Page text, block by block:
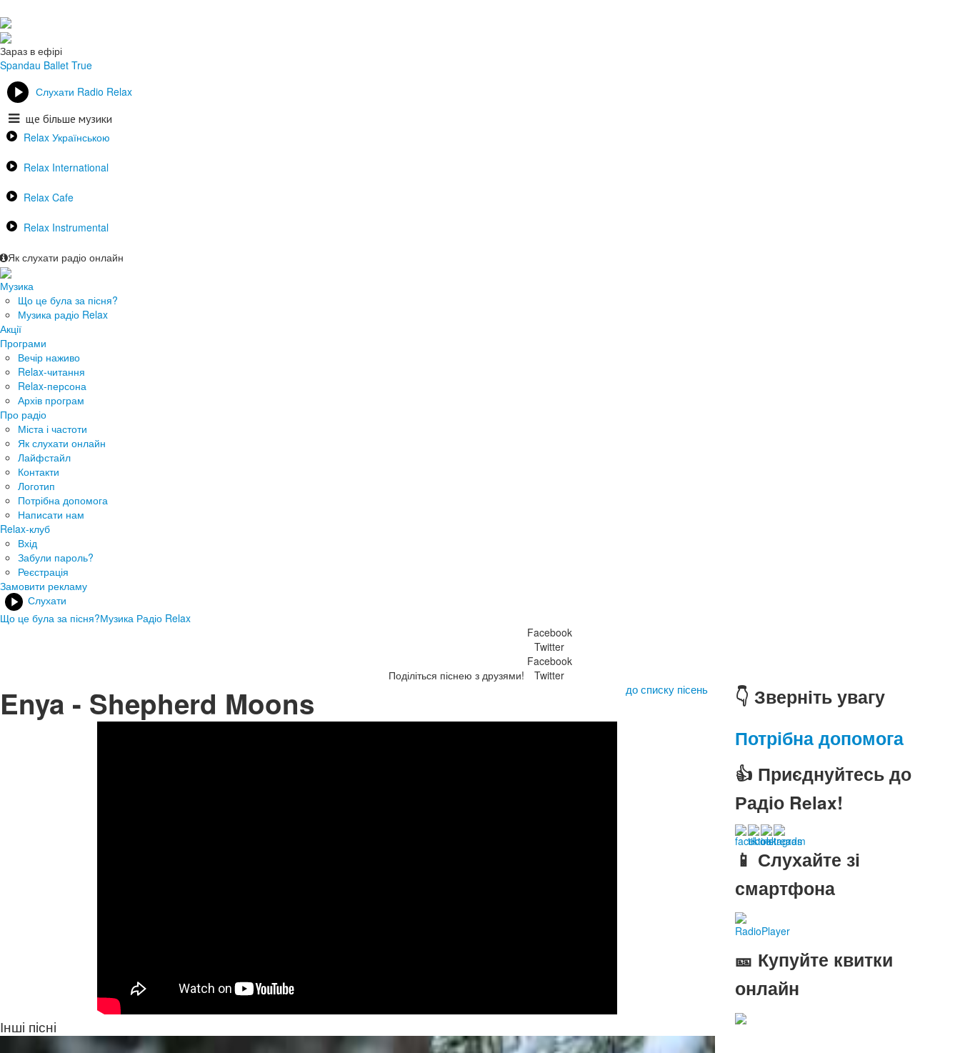
Зараз в ефірі
Spandau Ballet True
Слухати Radio Relax
ще більше музики
Relax Українською
Relax International
Relax Cafe
Relax Instrumental
Як слухати радіо онлайн
Музика
Що це була за пісня?
Музика радіо Relax
Акції
Програми
Вечір наживо
Relax-читання
Relax-персона
Архів програм
Про радіо
Міста і частоти
Як слухати онлайн
Лайфстайл
Контакти
Логотип
Потрібна допомога
Написати нам
Relax-клуб
Вхід
Забули пароль?
Реєстрація
Замовити рекламу
Слухати
Що це була за пісня?Музика Радіо Relax
Поділіться піснею з друзями!
Facebook
Twitter
Facebook
Twitter
Enya - Shepherd Moons до списку пісень
Інші пісні
👇 Зверніть увагу
Потрібна допомога
👍 Приєднуйтесь до
Радіо Relax!
📱 Слухайте зі
смартфона
RadioPlayer
🎫 Купуйте квитки
онлайн